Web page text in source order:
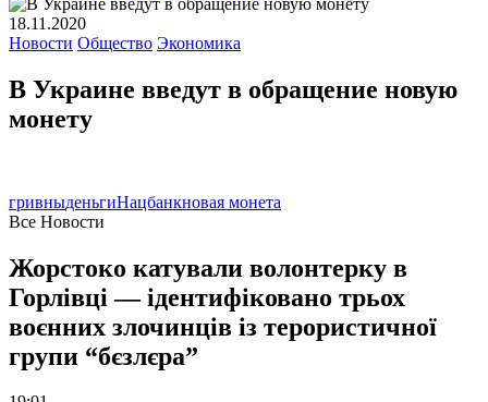
18.11.2020
Новости Общество Экономика
В Украине введут в обращение новую
монету
гривныденьгиНацбанкновая монета
Все Новости
Жорстоко катували волонтерку в
Горлівці — ідентифіковано трьох
воєнних злочинців із терористичної
групи “бєзлєра”